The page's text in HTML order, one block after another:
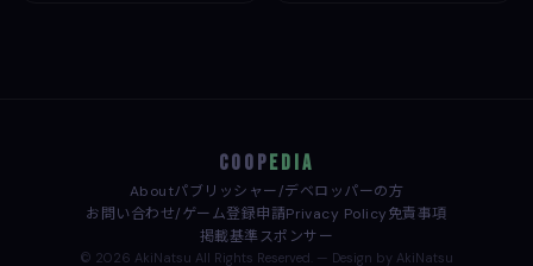
COOP EDIA
Aboutパブリッシャー/デベロッパーの方
お問い合わせ/ゲーム登録申請Privacy Policy免責事項
掲載基準スポンサー
© 2026 AkiNatsu All Rights Reserved. — Design by AkiNatsu